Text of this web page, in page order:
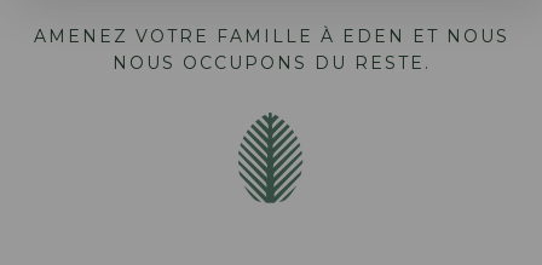
AMENEZ VOTRE FAMILLE À EDEN ET NOUS
NOUS OCCUPONS DU RESTE.